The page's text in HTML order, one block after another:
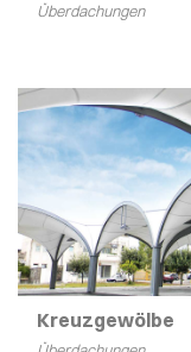
Überdachungen
Kreuzgewölbe